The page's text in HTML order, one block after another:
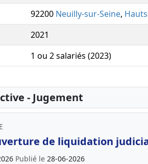
92200 Neuilly-sur-Seine,
2021
1 ou 2 salariés (2023)
- Jugement
de liquidation
Publié le 28-06-2026